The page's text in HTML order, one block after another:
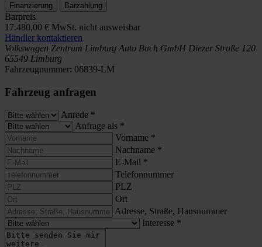
Finanzierung Barzahlung
Barpreis
17.480,00 € MwSt. nicht ausweisbar
Händler kontaktieren
Volkswagen Zentrum Limburg Auto Bach GmbH Diezer Straße 120
65549 Limburg
Fahrzeugnummer: 06839-LM
Fahrzeug anfragen
Anrede *
Anfrage als *
Vorname *
Nachname *
E-Mail *
Telefonnummer
PLZ
Ort
Adresse, Straße, Hausnummer
Interesse *